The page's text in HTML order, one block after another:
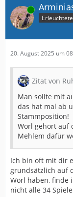
Online
20. August 2025 um
Zitat von
Man sollte mit
das hat mal ab
Stammposition!
Wörl gehört auf
Mehlem dafür
Ich bin oft mit dir
grundsätzlich auf
Wörl haben, finde
nicht alle 34